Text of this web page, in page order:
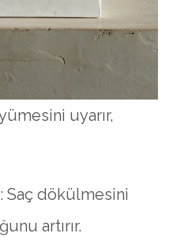
uyarır,
Saç dökülmesini
artırır.